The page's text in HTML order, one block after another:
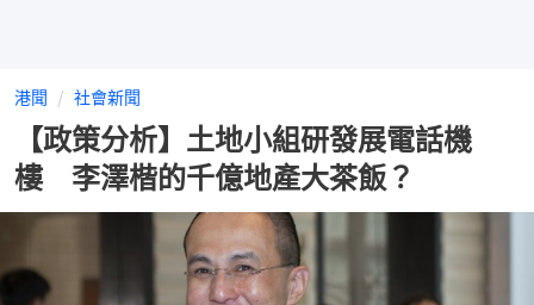
港聞 社會新聞
【政策分析】土地小組研發展電話機
樓 李澤楷的千億地產大茶飯？